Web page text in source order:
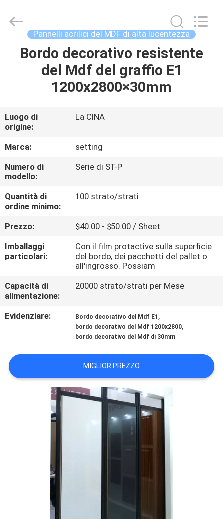
CASA
PRODOTTI
CIRCA
NOI
GIRO
DELLA
FABBRICA
CONTATTICI
NOTIZIA
CASI
CITAZIONE
PRIVACY
Setting
Decorating
Reserved.
Pannelli acrilici del MDF di alta lucentezza
Bordo decorativo resistente
del Mdf del graffio E1
1200x2800×30mm
Luogo di
origine:
La CINA
Marca:
setting
Numero di
modello:
Serie di ST-P
Quantità di
ordine minimo:
100 strato/strati
Prezzo:
$40.00 - $50.00 / Sheet
Imballaggi
particolari:
Con il film protactive sulla superficie
del bordo, dei pacchetti del pallet o
all'ingrosso. Possiam
Capacità di
alimentazione:
20000 strato/strati per Mese
Evidenziare: Bordo decorativo del Mdf E1 ,
bordo decorativo del Mdf 1200x2800,
bordo decorativo del Mdf di 30mm
MIGLIOR PREZZO